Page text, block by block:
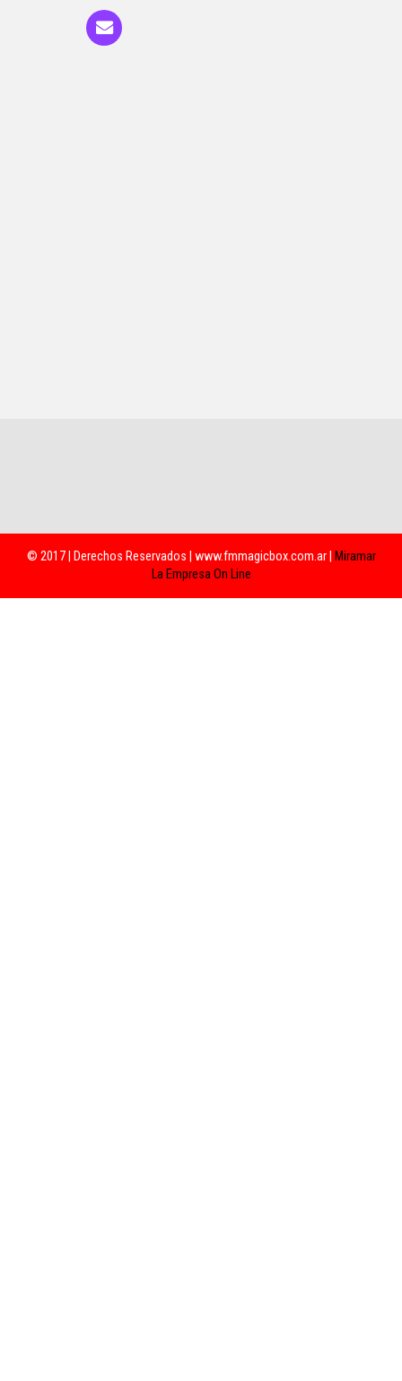
© 2017 | Derechos Reservados | www.fmmagicbox.com.ar | Miramar
La Empresa On Line